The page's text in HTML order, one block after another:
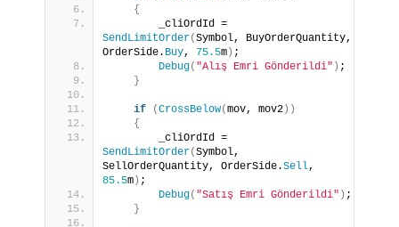
{
SendLimitOrder(Symbol, BuyOrderQuantity,
OrderSide. Buy, 75.5m ) ;
Debug( "Alış Emri Gönderildi" ) ;
}
if (CrossBelow(mov, mov2 ))
{
SendLimitOrder(Symbol,
SellOrderQuantity, OrderSide.Sell
85.5m ) ;
Debug( "Satış Emri Gönderildi" ) ;
}